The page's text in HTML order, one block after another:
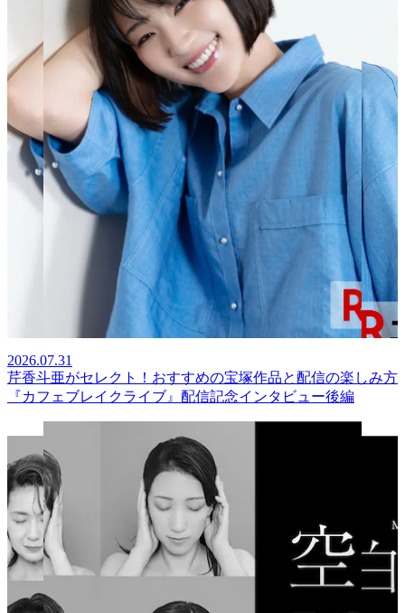
2026.07.31
芹香斗亜がセレクト！おすすめの宝塚作品と配信の楽しみ方
『カフェブレイクライブ』配信記念インタビュー後編